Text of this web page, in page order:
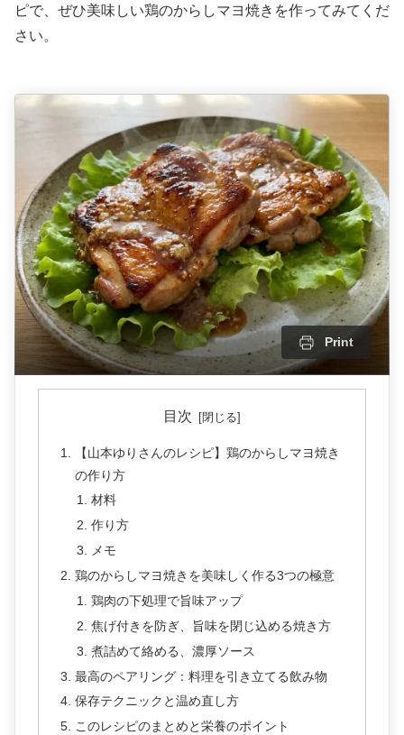
ピで、ぜひ美味しい鶏のからしマヨ焼きを作ってみてくだ
さい。
Print
目次
【山本ゆりさんのレシピ】鶏のからしマヨ焼き
の作り方
材料
作り方
メモ
鶏のからしマヨ焼きを美味しく作る3つの極意
鶏肉の下処理で旨味アップ
焦げ付きを防ぎ、旨味を閉じ込める焼き方
煮詰めて絡める、濃厚ソース
最高のペアリング：料理を引き立てる飲み物
保存テクニックと温め直し方
このレシピのまとめと栄養のポイント